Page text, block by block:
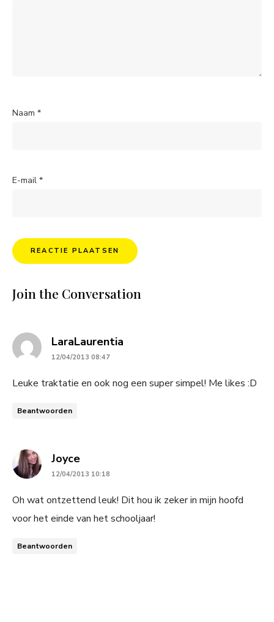
Naam *
E-mail *
Join the Conversation
LaraLaurentia
12/04/2013 08:47
Leuke traktatie en ook nog een super simpel! Me likes :D
Beantwoorden
Joycesays:
12/04/2013 10:18
Oh wat ontzettend leuk! Dit hou ik zeker in mijn hoofd
voor het einde van het schooljaar!
Beantwoorden